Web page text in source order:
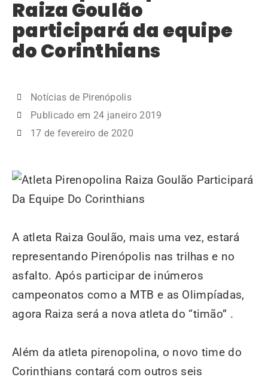
Raiza Goulão
participará da equipe
do Corinthians
Notícias de Pirenópolis
Publicado em 24 janeiro 2019
17 de fevereiro de 2020
A atleta Raiza Goulão, mais uma vez, estará
representando Pirenópolis nas trilhas e no
asfalto. Após participar de inúmeros
campeonatos como a MTB e as Olimpíadas,
agora Raiza será a nova atleta do “timão” .
Além da atleta pirenopolina, o novo time do
Corinthians contará com outros seis